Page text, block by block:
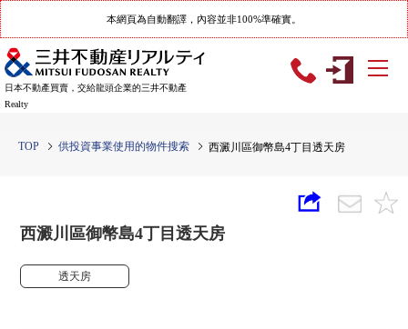
本網頁為自動翻譯，內容並非100%準確實。
日本不動產買賣，交給龍頭企業的三井不動產
Realty
TOP 供投資事業使用的物件搜索 西澱川區御幣島4丁目透天房
西澱川區御幣島4丁目透天房
透天房